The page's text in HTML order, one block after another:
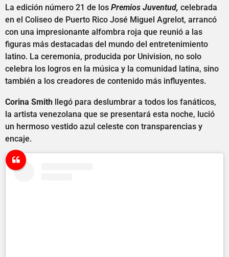
La edición número 21 de los Premios Juventud, celebrada
en el Coliseo de Puerto Rico José Miguel Agrelot, arrancó
con una impresionante alfombra roja que reunió a las
figuras más destacadas del mundo del entretenimiento
latino. La ceremonia, producida por Univision, no solo
celebra los logros en la música y la comunidad latina, sino
también a los creadores de contenido más influyentes.
Corina Smith llegó para deslumbrar a todos los fanáticos,
la artista venezolana que se presentará esta noche, lució
un hermoso vestido azul celeste con transparencias y
encaje.